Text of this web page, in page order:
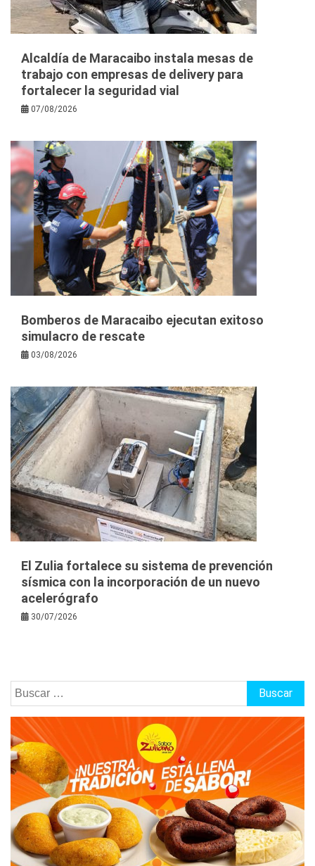
Alcaldía de Maracaibo instala mesas de
trabajo con empresas de delivery para
fortalecer la seguridad vial
07/08/2026
Bomberos de Maracaibo ejecutan exitoso
simulacro de rescate
03/08/2026
El Zulia fortalece su sistema de prevención
sísmica con la incorporación de un nuevo
acelerógrafo
30/07/2026
Buscar: